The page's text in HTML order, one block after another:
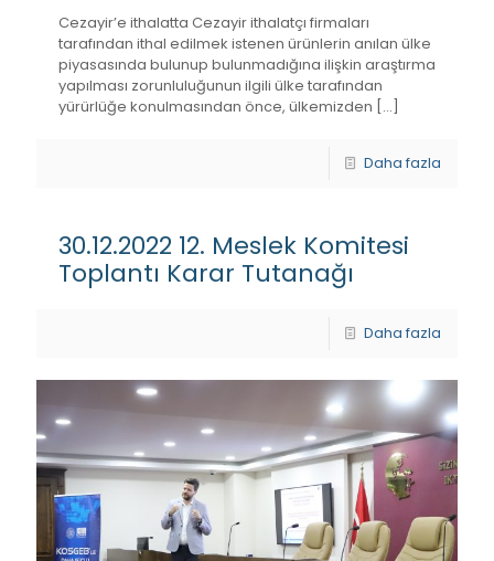
Cezayir’e ithalatta Cezayir ithalatçı firmaları
tarafından ithal edilmek istenen ürünlerin anılan ülke
piyasasında bulunup bulunmadığına ilişkin araştırma
yapılması zorunluluğunun ilgili ülke tarafından
yürürlüğe konulmasından önce, ülkemizden […]
Daha fazla
30.12.2022 12. Meslek Komitesi
Toplantı Karar Tutanağı
Daha fazla